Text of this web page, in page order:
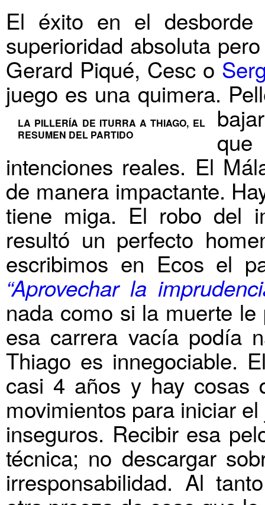
El éxito en el
superioridad absoluta
Gerard Piqué, Cesc o
juego es una quimera.
LA PILLERÍA DE ITURRA A THIAGO, EL
RESUMEN DEL PARTIDO
intenciones reales. El
de manera impactante.
tiene miga. El robo del
resultó un perfecto
escribimos en Ecos el
“Aprovechar la
nada como si la muerte
esa carrera vacía podía
Thiago es innegociable.
casi 4 años y hay cosas
movimientos para iniciar
inseguros. Recibir esa
técnica; no descargar
irresponsabilidad. Al